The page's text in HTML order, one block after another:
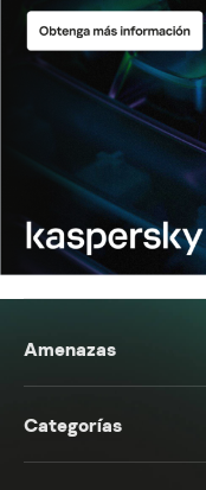
Amenazas
Categorías